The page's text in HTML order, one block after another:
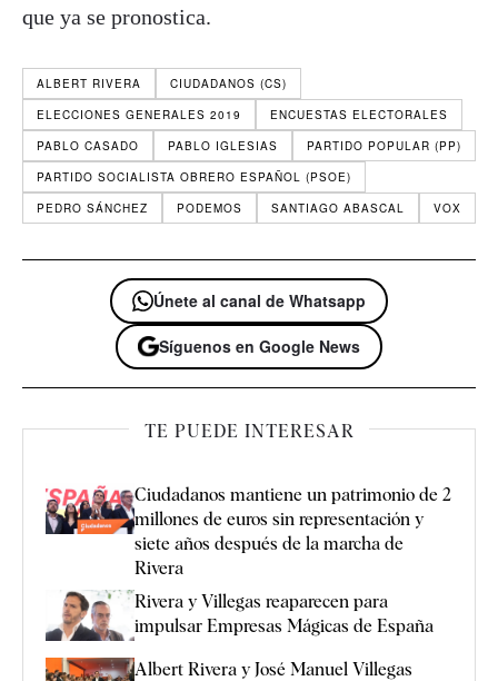
que ya se pronostica.
ALBERT RIVERA
CIUDADANOS (CS)
ELECCIONES GENERALES 2019
ENCUESTAS ELECTORALES
PABLO CASADO
PABLO IGLESIAS
PARTIDO POPULAR (PP)
PARTIDO SOCIALISTA OBRERO ESPAÑOL (PSOE)
PEDRO SÁNCHEZ
PODEMOS SANTIAGO ABASCAL VOX
Únete al canal de Whatsapp
Síguenos en Google News
TE PUEDE INTERESAR
Ciudadanos mantiene un patrimonio de 2
millones de euros sin representación y
siete años después de la marcha de
Rivera
Rivera y Villegas reaparecen para
impulsar Empresas Mágicas de España
Albert Rivera y José Manuel Villegas